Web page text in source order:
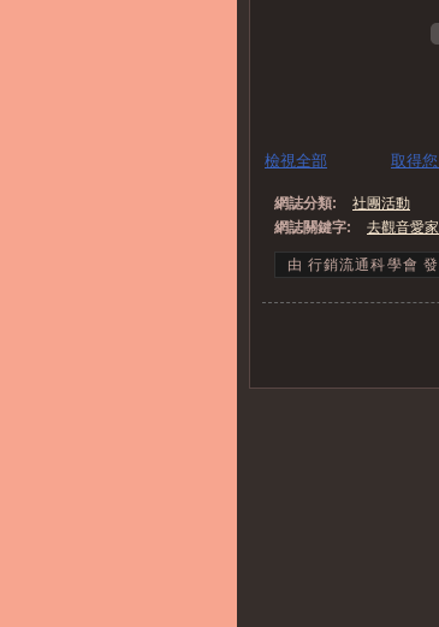
檢視全部 取得
網誌分類:
社團活動
網誌關鍵字:
去觀音愛
由 行銷流通科學會